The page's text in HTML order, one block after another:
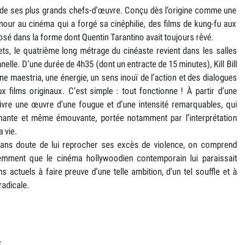
ses plus grands chefs-d’œuvre. Conçu dès l’origine comme une
au cinéma qui a forgé sa cinéphilie, des films de kung-fu aux
dans la forme dont Quentin Tarantino avait toujours rêvé.
le quatrième long métrage du cinéaste revient dans les salles
D’une durée de 4h35 (dont un entracte de 15 minutes), Kill Bill
maestria, une énergie, un sens inouï de l’action et des dialogues
films originaux. C’est simple : tout fonctionne ! À partir d’une
une œuvre d’une fougue et d’une intensité remarquables, qui
et même émouvante, portée notamment par l’interprétation
vie.
doute de lui reprocher ses excès de violence, on comprend
que le cinéma hollywoodien contemporain lui paraissait
actuels à faire preuve d’une telle ambition, d’un tel souffle et à